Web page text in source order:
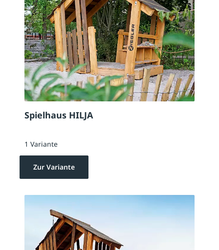
Spielhaus HILJA
1 Variante
Zur Variante